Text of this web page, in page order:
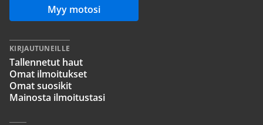
Myy motosi
KIRJAUTUNEILLE
Tallennetut haut
Omat ilmoitukset
Omat suosikit
Mainosta ilmoitustasi